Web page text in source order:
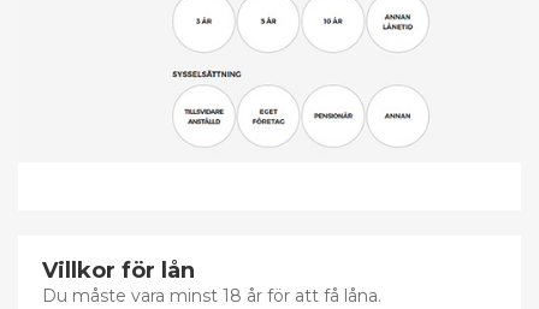
Villkor för lån
Du måste vara minst 18 år för att få låna.